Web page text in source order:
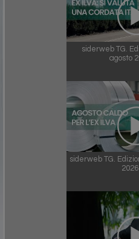
siderweb TG.
agosto
siderweb TG.
2026